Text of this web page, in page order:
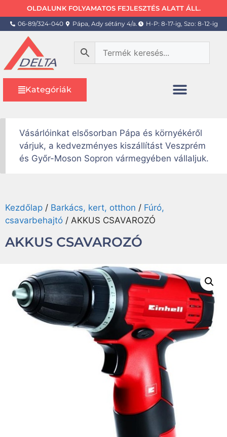
OLDALUNK FOLYAMATOS FEJLESZTÉS ALATT ÁLL.
06-89/324-040 Pápa, Ady sétány 4/a. H-P: 8-17-ig, Szo: 8-12-ig
Kategóriák
Vásárlóinkat elsősorban Pápa és környékéről
várjuk, a kedvezményes kiszállítást Veszprém
és Győr-Moson Sopron vármegyében vállaljuk.
Kezdőlap / Barkács, kert, otthon / Fúró,
csavarbehajtó / AKKUS CSAVAROZÓ
AKKUS CSAVAROZÓ